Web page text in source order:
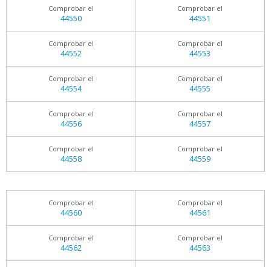
Comprobar el
44550
Comprobar el
44551
Comprobar el
44552
Comprobar el
44553
Comprobar el
44554
Comprobar el
44555
Comprobar el
44556
Comprobar el
44557
Comprobar el
44558
Comprobar el
44559
Comprobar el
44560
Comprobar el
44561
Comprobar el
44562
Comprobar el
44563